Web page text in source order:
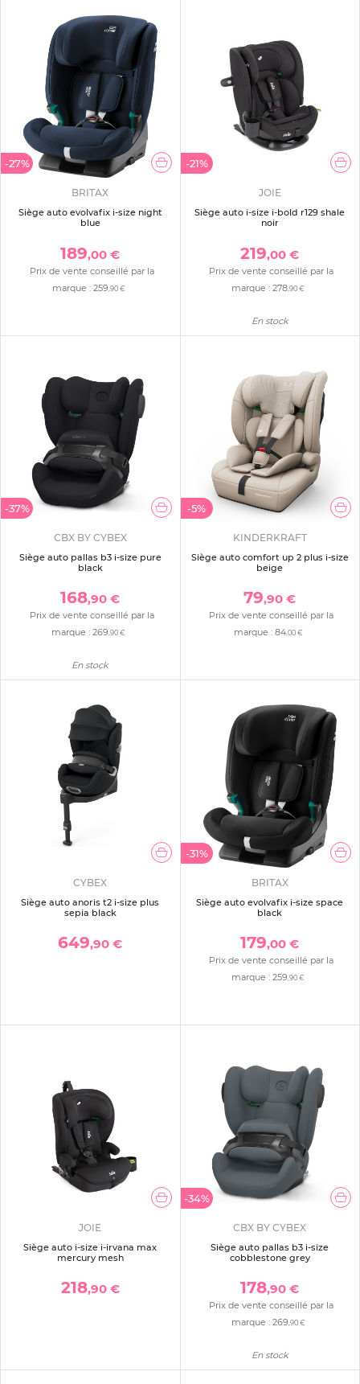
-27%
BRITAX
Siège auto evolvafix i-size night
blue
189,00 €
Prix de vente conseillé par la
marque : 259 ,90 €
-21%
JOIE
Siège auto i-size i-bold r129 shale
noir
219,00 €
Prix de vente conseillé par la
marque :278 ,90 €
En stock
-37%
CBX BY CYBEX
Siège auto pallas b3 i-size pure
black
168,90 €
Prix de vente conseillé par la
marque :269,90 €
En stock
-5%
KINDERKRAFT
Siège auto comfort up 2 plus i-size
beige
79,90 €
Prix de vente conseillé par la
marque : 84,00 €
CYBEX
Siège auto anoris t2 i-size plus
sepia black
649,90 €
-31%
BRITAX
Siège auto evolvafix i-size space
black
179,00 €
Prix de vente conseillé par la
marque :259,90 €
JOIE
Siège auto i-size i-irvana max
mercury mesh
218,90 €
-34%
CBX BY CYBEX
Siège auto pallas b3 i-size
cobblestone grey
178,90 €
Prix de vente conseillé par la
marque : 269,90 €
En stock